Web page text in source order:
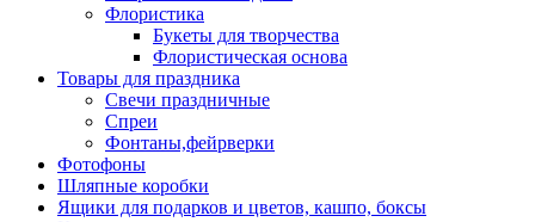
Флористика
Букеты для творчества
Флористическая основа
Товары для праздника
Свечи праздничные
Спреи
Фонтаны,фейрверки
Фотофоны
Шляпные коробки
Ящики для подарков и цветов, кашпо, боксы